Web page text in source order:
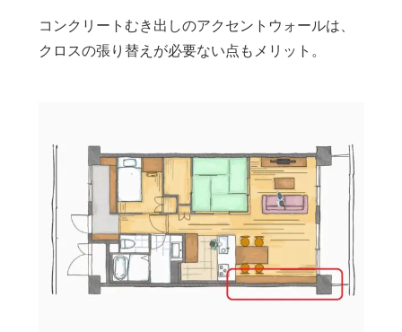
コンクリートむき出しのアクセントウォールは、
クロスの張り替えが必要ない点もメリット。